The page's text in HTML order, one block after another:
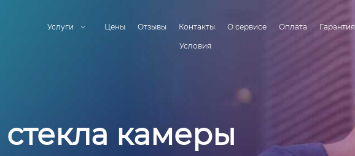
Услуги Цены Отзывы Контакты О сервисе Оплата Гарантия
Условия
камеры